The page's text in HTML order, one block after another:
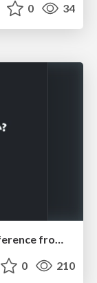
0 34
A Linux smartphone? What's the difference from Android?
0 210